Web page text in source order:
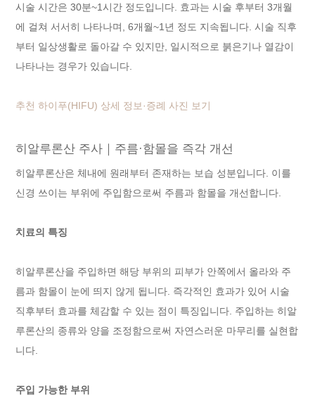
시술 시간은 30분~1시간 정도입니다. 효과는 시술 후부터 3개월
에 걸쳐 서서히 나타나며, 6개월~1년 정도 지속됩니다. 시술 직후
부터 일상생활로 돌아갈 수 있지만, 일시적으로 붉은기나 열감이
나타나는 경우가 있습니다.
추천 하이푸(HIFU) 상세 정보·증례 사진 보기
히알루론산 주사｜주름·함몰을 즉각 개선
히알루론산은 체내에 원래부터 존재하는 보습 성분입니다. 이를
신경 쓰이는 부위에 주입함으로써 주름과 함몰을 개선합니다.
치료의 특징
히알루론산을 주입하면 해당 부위의 피부가 안쪽에서 올라와 주
름과 함몰이 눈에 띄지 않게 됩니다. 즉각적인 효과가 있어 시술
직후부터 효과를 체감할 수 있는 점이 특징입니다. 주입하는 히알
루론산의 종류와 양을 조정함으로써 자연스러운 마무리를 실현합
니다.
주입 가능한 부위